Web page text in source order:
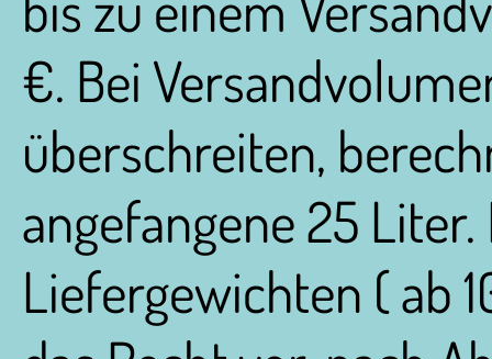
€. Bei
überschreiten,
angefangene 25
Liefergewichten ( ab